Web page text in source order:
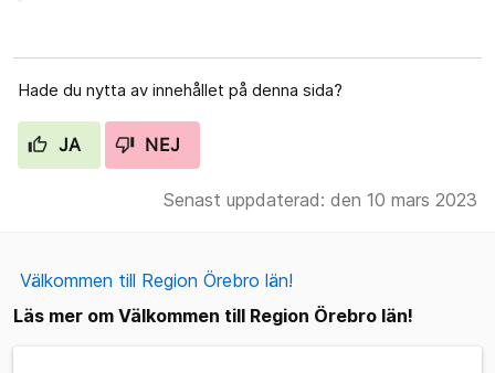
Hade du nytta av innehållet på denna sida?
JA NEJ
Senast uppdaterad: den 10 mars 2023
Välkommen till Region Örebro län!
Läs mer om Välkommen till Region Örebro län!